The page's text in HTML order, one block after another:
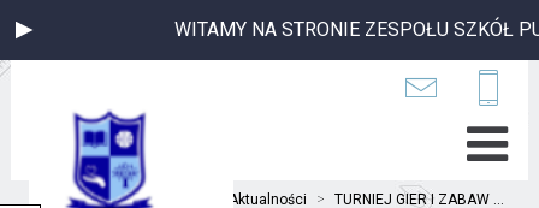
WITAMY NA STRONIE ZESPOŁU SZKÓŁ
Jesteś tutaj: Aktualności > TURNIEJ GIER I ZABAW ...